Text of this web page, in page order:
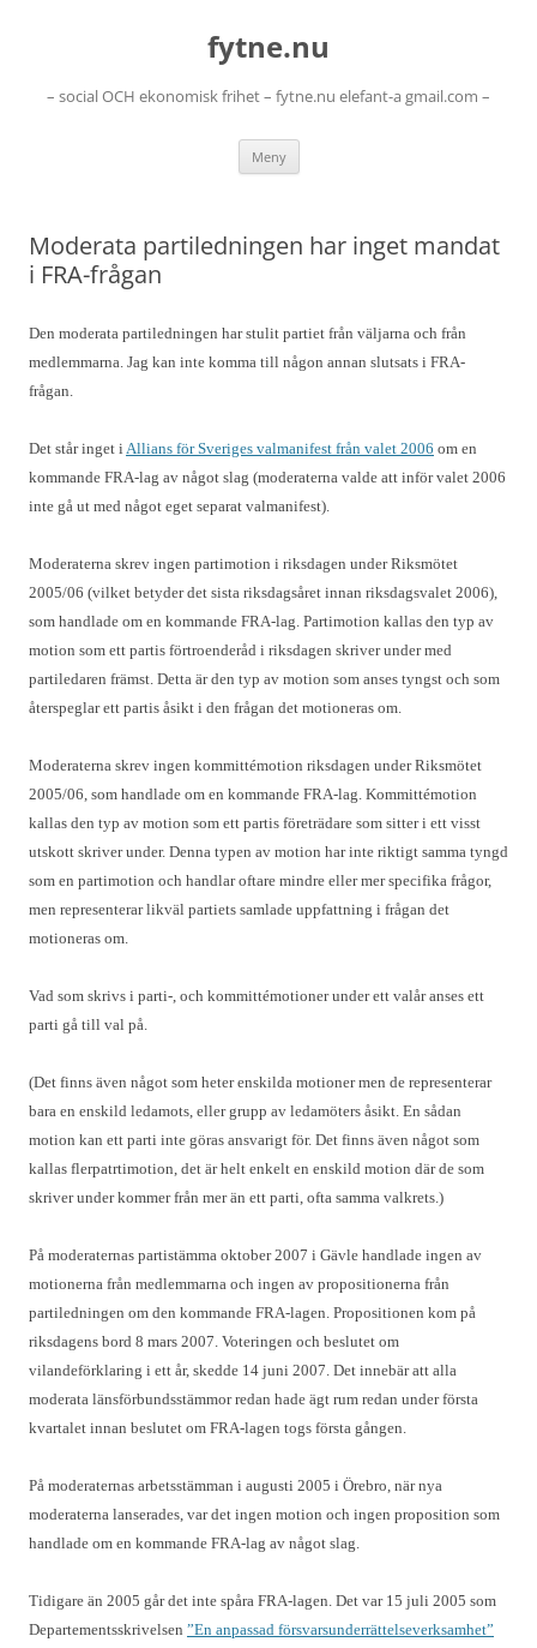
fytne.nu
– social OCH ekonomisk frihet – fytne.nu elefant-a gmail.com –
Meny
Moderata partiledningen har inget mandat
i FRA-frågan
Den moderata partiledningen har stulit partiet från väljarna och från
medlemmarna. Jag kan inte komma till någon annan slutsats i FRA-
frågan.
Det står inget iAllians för Sveriges valmanifest från valet 2006 om en
kommande FRA-lag av något slag (moderaterna valde att inför valet 2006
inte gå ut med något eget separat valmanifest).
Moderaterna skrev ingen partimotion i riksdagen under Riksmötet
2005/06 (vilket betyder det sista riksdagsåret innan riksdagsvalet 2006),
som handlade om en kommande FRA-lag. Partimotion kallas den typ av
motion som ett partis förtroenderåd i riksdagen skriver under med
partiledaren främst. Detta är den typ av motion som anses tyngst och som
återspeglar ett partis åsikt i den frågan det motioneras om.
Moderaterna skrev ingen kommittémotion riksdagen under Riksmötet
2005/06, som handlade om en kommande FRA-lag. Kommittémotion
kallas den typ av motion som ett partis företrädare som sitter i ett visst
utskott skriver under. Denna typen av motion har inte riktigt samma tyngd
som en partimotion och handlar oftare mindre eller mer specifika frågor,
men representerar likväl partiets samlade uppfattning i frågan det
motioneras om.
Vad som skrivs i parti-, och kommittémotioner under ett valår anses ett
parti gå till val på.
(Det finns även något som heter enskilda motioner men de representerar
bara en enskild ledamots, eller grupp av ledamöters åsikt. En sådan
motion kan ett parti inte göras ansvarigt för. Det finns även något som
kallas flerpatrtimotion, det är helt enkelt en enskild motion där de som
skriver under kommer från mer än ett parti, ofta samma valkrets.)
På moderaternas partistämma oktober 2007 i Gävle handlade ingen av
motionerna från medlemmarna och ingen av propositionerna från
partiledningen om den kommande FRA-lagen. Propositionen kom på
riksdagens bord 8 mars 2007. Voteringen och beslutet om
vilandeförklaring i ett år, skedde 14 juni 2007. Det innebär att alla
moderata länsförbundsstämmor redan hade ägt rum redan under första
kvartalet innan beslutet om FRA-lagen togs första gången.
På moderaternas arbetsstämman i augusti 2005 i Örebro, när nya
moderaterna lanserades, var det ingen motion och ingen proposition som
handlade om en kommande FRA-lag av något slag.
Tidigare än 2005 går det inte spåra FRA-lagen. Det var 15 juli 2005 som
Departementsskrivelsen ”En anpassad försvarsunderrättelseverksamhet”